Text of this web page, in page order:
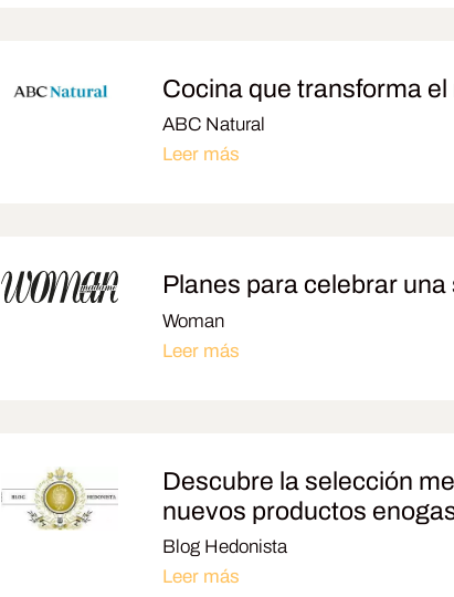
Cocina que transforma
ABC Natural
Leer más
Planes para celebrar
Woman
Leer más
Descubre la selección
nuevos productos
Blog Hedonista
Leer más